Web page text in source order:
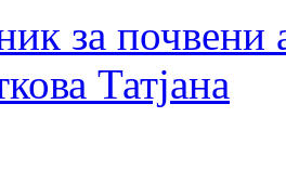
за почвени
Татјана